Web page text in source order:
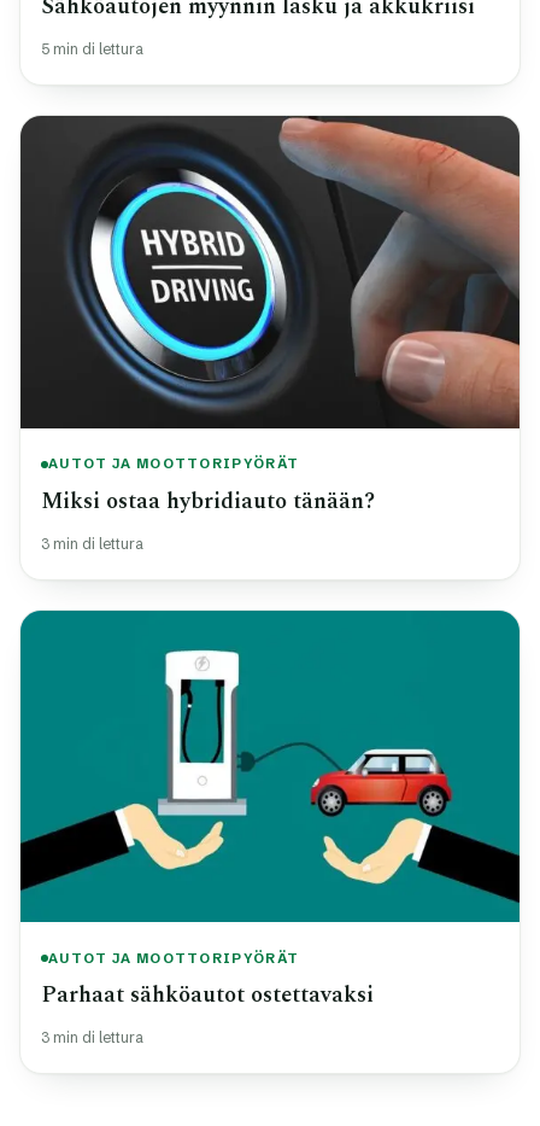
5 min di lettura
AUTOT JA MOOTTORIPYÖRÄT
Miksi ostaa hybridiauto tänään?
3 min di lettura
AUTOT JA MOOTTORIPYÖRÄT
Parhaat sähköautot ostettavaksi
3 min di lettura